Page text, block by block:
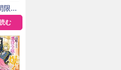
チートな兄が離してくれません!?@COMIC
む